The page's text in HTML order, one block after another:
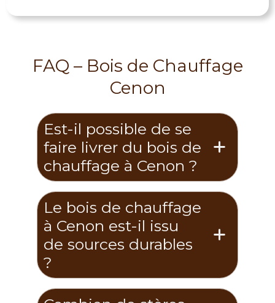
FAQ – Bois de Chauffage
Cenon
Est-il possible de se
faire livrer du bois de
chauffage à Cenon ?
Le bois de chauffage
à Cenon est-il issu
de sources durables
?